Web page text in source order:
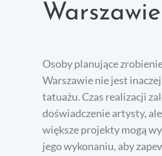
Warszawie
Osoby planujące
Warszawie nie jest
tatuażu. Czas realizacji
doświadczenie artysty,
większe projekty mogą
jego wykonaniu, aby